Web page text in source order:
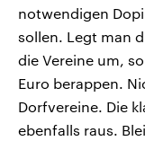
notwendigen
sollen. Legt man
die Vereine um,
Euro berappen.
Dorfvereine. Die
ebenfalls raus.